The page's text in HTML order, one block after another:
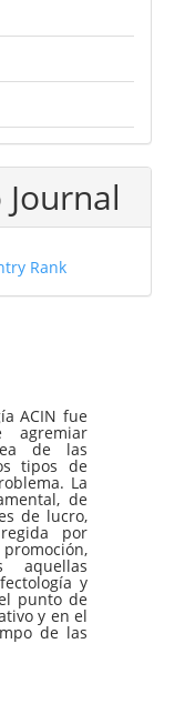
ACIN fue
de las
tipos de
La
de
de lucro,
por
aquellas
y
punto de
y en el
de las